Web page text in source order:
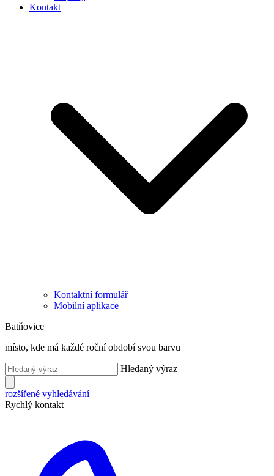
Kontakt
Kontaktní formulář
Mobilní aplikace
Batňovice
místo, kde má každé roční období svou barvu
Hledaný výraz
rozšířené vyhledávání
Rychlý kontakt